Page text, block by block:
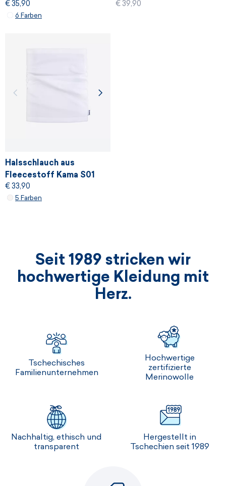
€ 35,90
6 Farben
S03
€ 39,90
Halsschlauch aus
Fleecestoff Kama S01
€ 33,90
5 Farben
Seit 1989 stricken wir
hochwertige Kleidung mit
Herz.
Tschechisches
Familienunternehmen
Hochwertige
zertifizierte
Merinowolle
Nachhaltig, ethisch und
transparent
Hergestellt in
Tschechien seit 1989